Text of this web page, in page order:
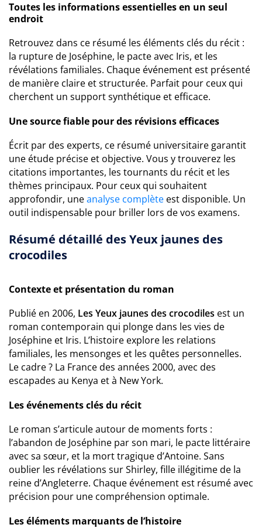
Toutes les informations essentielles en un seul
endroit
Retrouvez dans ce résumé les éléments clés du récit :
la rupture de Joséphine, le pacte avec Iris, et les
révélations familiales. Chaque événement est présenté
de manière claire et structurée. Parfait pour ceux qui
cherchent un support synthétique et efficace.
Une source fiable pour des révisions efficaces
Écrit par des experts, ce résumé universitaire garantit
une étude précise et objective. Vous y trouverez les
citations importantes, les tournants du récit et les
thèmes principaux. Pour ceux qui souhaitent
approfondir, uneanalyse complète est disponible. Un
outil indispensable pour briller lors de vos examens.
Résumé détaillé des Yeux jaunes des
crocodiles
Contexte et présentation du roman
Publié en 2006, Les Yeux jaunes des crocodiles est un
roman contemporain qui plonge dans les vies de
Joséphine et Iris. L’histoire explore les relations
familiales, les mensonges et les quêtes personnelles.
Le cadre ? La France des années 2000, avec des
escapades au Kenya et à New York.
Les événements clés du récit
Le roman s’articule autour de moments forts :
l’abandon de Joséphine par son mari, le pacte littéraire
avec sa sœur, et la mort tragique d’Antoine. Sans
oublier les révélations sur Shirley, fille illégitime de la
reine d’Angleterre. Chaque événement est résumé avec
précision pour une compréhension optimale.
Les éléments marquants de l’histoire